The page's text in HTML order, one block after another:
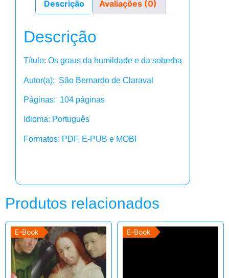
Descrição Avaliações (0)
Descrição
Título: Os graus da humildade e da soberba
Autor(a): São Bernardo de Claraval
Páginas: 104 páginas
Idioma: Português
Formatos: PDF, E-PUB e MOBI
Produtos relacionados
E-Book E-Book